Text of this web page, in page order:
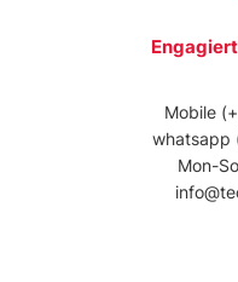
Mobile
whatsapp
Mon-